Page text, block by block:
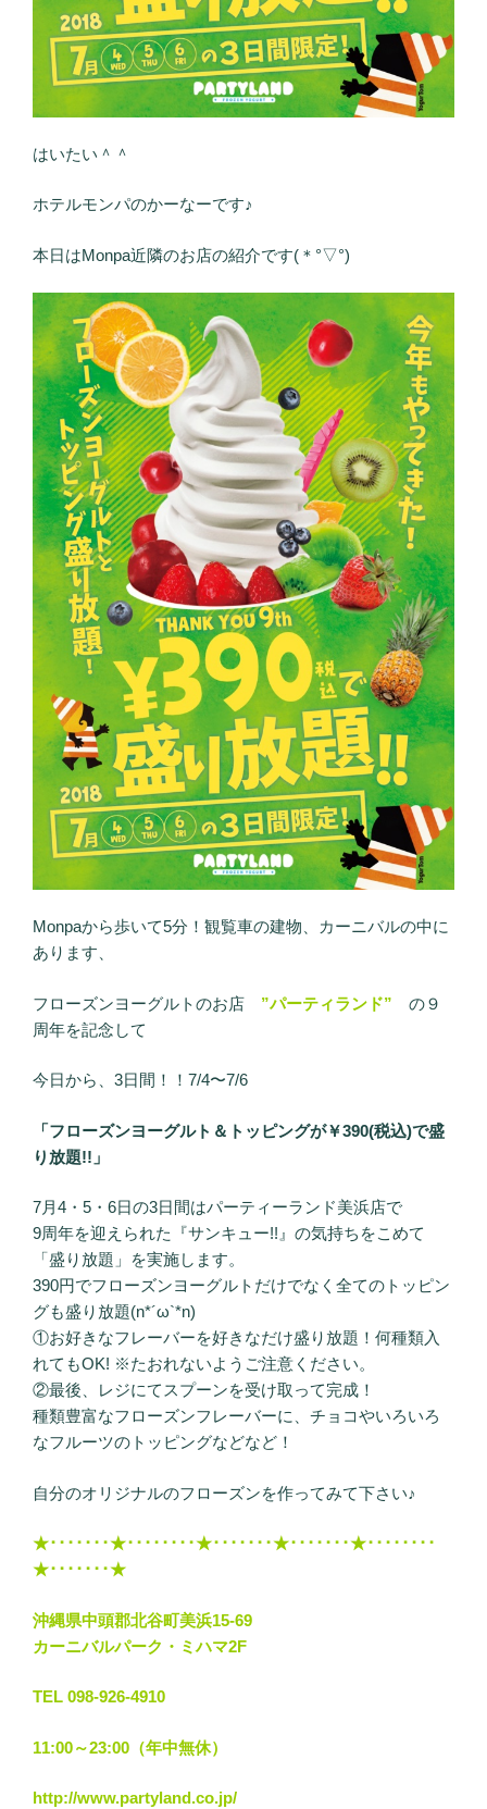
はいたい＾＾
ホテルモンパのかーなーです♪
本日はMonpa近隣のお店の紹介です(＊°▽°)
Monpaから歩いて5分！観覧車の建物、カーニバルの中に
あります、
フローズンヨーグルトのお店 ”パーティランド” の９
周年を記念して
今日から、3日間！！7/4〜7/6
「フローズンヨーグルト＆トッピングが￥390(税込)で盛
り放題!!」
7月4・5・6日の3日間はパーティーランド美浜店で
9周年を迎えられた『サンキュー!!』の気持ちをこめて
「盛り放題」を実施します。
390円でフローズンヨーグルトだけでなく全てのトッピン
グも盛り放題(n*´ω`*n)
①お好きなフレーバーを好きなだけ盛り放題！何種類入
れてもOK! ※たおれないようご注意ください。
②最後、レジにてスプーンを受け取って完成！
種類豊富なフローズンフレーバーに、チョコやいろいろ
なフルーツのトッピングなどなど！
自分のオリジナルのフローズンを作ってみて下さい♪
★･･･････★････････★･･･････★･･･････★････････
★･･･････★
沖縄県中頭郡北谷町美浜15-69
カーニバルパーク・ミハマ2F
TEL 098-926-4910
11:00～23:00（年中無休）
http://www.partyland.co.jp/